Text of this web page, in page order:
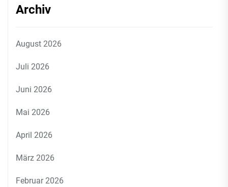
Archiv
August 2026
Juli 2026
Juni 2026
Mai 2026
April 2026
März 2026
Februar 2026